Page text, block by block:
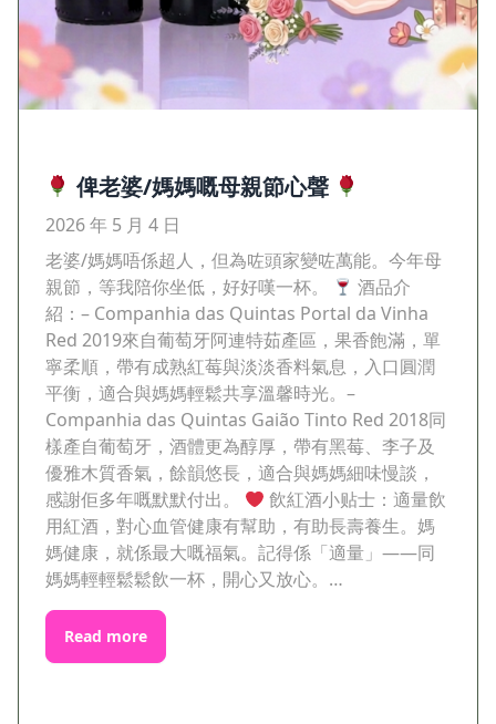
俾老婆/媽媽嘅母親節心聲
2026 年 5 月 4 日
老婆/媽媽唔係超人，但為咗頭家變咗萬能。今年母
親節，等我陪你坐低，好好嘆一杯。
酒品介
紹：– Companhia das Quintas Portal da Vinha
Red 2019來自葡萄牙阿連特茹產區，果香飽滿，單
寧柔順，帶有成熟紅莓與淡淡香料氣息，入口圓潤
平衡，適合與媽媽輕鬆共享溫馨時光。–
Companhia das Quintas Gaião Tinto Red 2018同
樣產自葡萄牙，酒體更為醇厚，帶有黑莓、李子及
優雅木質香氣，餘韻悠長，適合與媽媽細味慢談，
感謝佢多年嘅默默付出。
飲紅酒小贴士：適量飲
用紅酒，對心血管健康有幫助，有助長壽養生。媽
媽健康，就係最大嘅福氣。記得係「適量」——同
媽媽輕輕鬆鬆飲一杯，開心又放心。…
Read more